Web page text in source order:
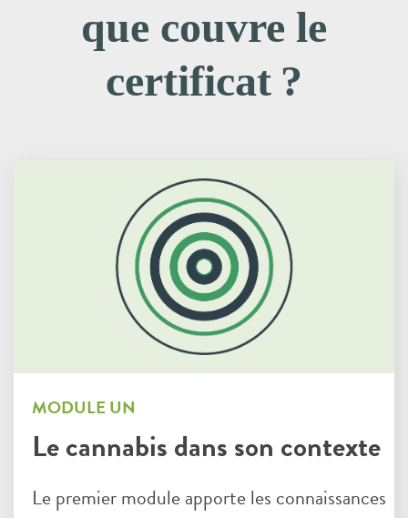
que couvre le
certificat ?
MODULE UN
Le cannabis dans son contexte
Le premier module apporte les connaissances